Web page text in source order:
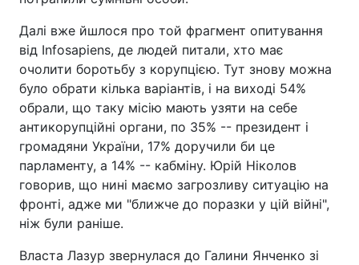
Далі вже йшлося про той фрагмент опитування
від Infosapiens, де людей питали, хто має
очолити боротьбу з корупцією. Тут знову можна
було обрати кілька варіантів, і на виході 54%
обрали, що таку місію мають узяти на себе
антикорупційні органи, по 35% -- президент і
громадяни України, 17% доручили би це
парламенту, а 14% -- кабміну. Юрій Ніколов
говорив, що нині маємо загрозливу ситуацію на
фронті, адже ми "ближче до поразки у цій війні",
ніж були раніше.
Власта Лазур звернулася до Галини Янченко зі